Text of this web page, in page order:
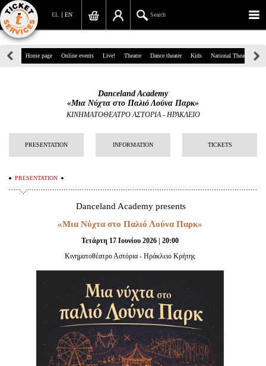
EN
EL Search
39, Panepistimiou Str, Athens
info@ticketservices.gr
Sign up/Sign in
Personal Data
Information
Home page Online events Live! Theatre Dance theater Kids National Theatre
Danceland Academy
«Μια Νύχτα στο Παλιό Λούνα Παρκ»
ΚΙΝΗΜΑΤΟΘΕΑΤΡΟ ΑΣΤΟΡΙΑ - ΗΡΑΚΛΕΙΟ
PRESENTATION INFORMATION TICKETS
PRESENTATION
Danceland Academy presents
«Μια Νύχτα στο Παλιό Λούνα Παρκ»
Τετάρτη 17 Ιουνίου 2026 | 20:00
Κινηματοθέατρο Αστόρια - Ηράκλειο Κρήτης